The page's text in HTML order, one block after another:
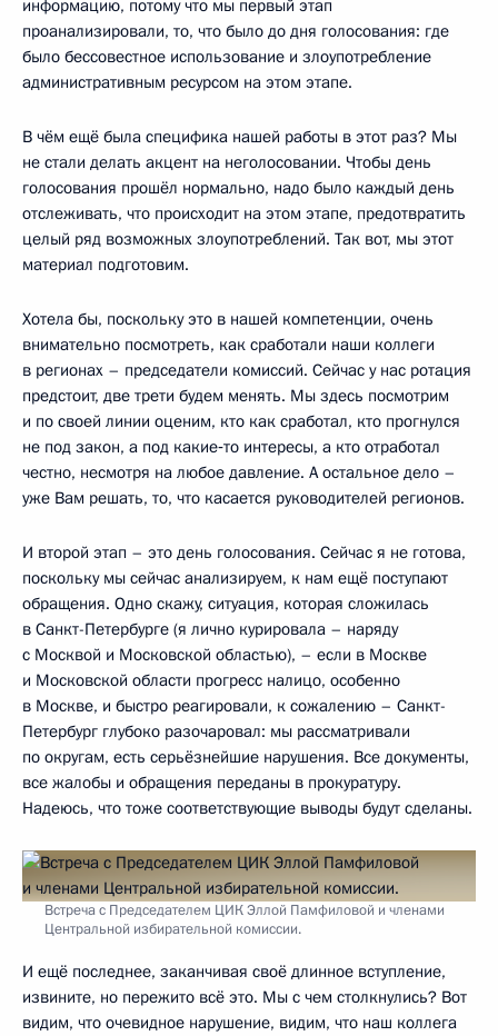
информацию, потому что мы первый этап
проанализировали, то, что было до дня голосования: где
было бессовестное использование и злоупотребление
административным ресурсом на этом этапе.
В чём ещё была специфика нашей работы в этот раз? Мы
не стали делать акцент на неголосовании. Чтобы день
голосования прошёл нормально, надо было каждый день
отслеживать, что происходит на этом этапе, предотвратить
целый ряд возможных злоупотреблений. Так вот, мы этот
материал подготовим.
Хотела бы, поскольку это в нашей компетенции, очень
внимательно посмотреть, как сработали наши коллеги
в регионах – председатели комиссий. Сейчас у нас ротация
предстоит, две трети будем менять. Мы здесь посмотрим
и по своей линии оценим, кто как сработал, кто прогнулся
не под закон, а под какие‑то интересы, а кто отработал
честно, несмотря на любое давление. А остальное дело –
уже Вам решать, то, что касается руководителей регионов.
И второй этап – это день голосования. Сейчас я не готова,
поскольку мы сейчас анализируем, к нам ещё поступают
обращения. Одно скажу, ситуация, которая сложилась
в Санкт-Петербурге (я лично курировала – наряду
с Москвой и Московской областью), – если в Москве
и Московской области прогресс налицо, особенно
в Москве, и быстро реагировали, к сожалению – Санкт-
Петербург глубоко разочаровал: мы рассматривали
по округам, есть серьёзнейшие нарушения. Все документы,
все жалобы и обращения переданы в прокуратуру.
Надеюсь, что тоже соответствующие выводы будут сделаны.
Встреча с Председателем ЦИК Эллой Памфиловой и членами
Центральной избирательной комиссии.
И ещё последнее, заканчивая своё длинное вступление,
извините, но пережито всё это. Мы с чем столкнулись? Вот
видим, что очевидное нарушение, видим, что наш коллега